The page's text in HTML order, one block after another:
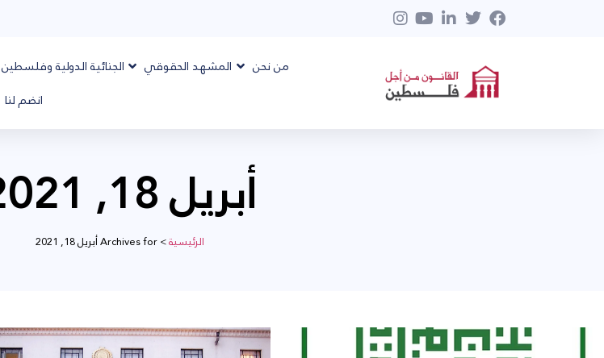
من نحن المشهد الحقوقي الجنائية الدولية وفلسطين
انضم لنا
أبريل 18, 2021
الرئيسية>Archives for أبريل 18, 2021